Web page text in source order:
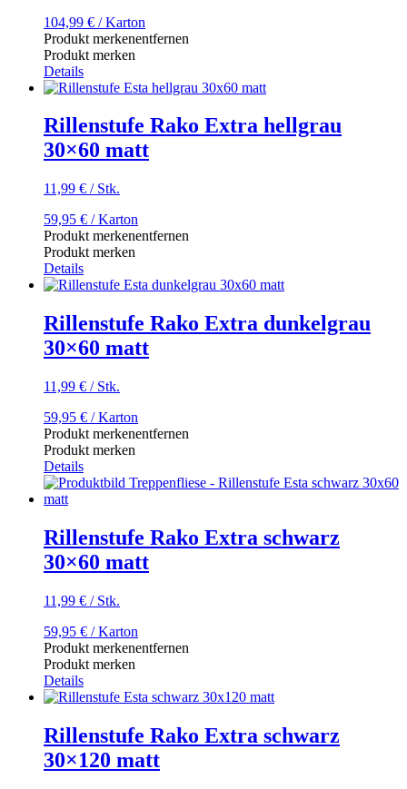
104,99 € / Karton
Produkt merkenentfernen
Produkt merken
Details
Rillenstufe Rako Extra hellgrau
30×60 matt
11,99 € / Stk.
59,95 € / Karton
Produkt merkenentfernen
Produkt merken
Details
Rillenstufe Rako Extra dunkelgrau
30×60 matt
11,99 € / Stk.
59,95 € / Karton
Produkt merkenentfernen
Produkt merken
Details
Rillenstufe Rako Extra schwarz
30×60 matt
11,99 € / Stk.
59,95 € / Karton
Produkt merkenentfernen
Produkt merken
Details
Rillenstufe Rako Extra schwarz
30×120 matt